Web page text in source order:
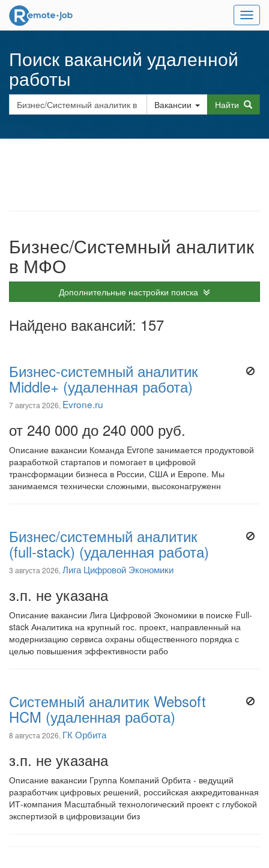
Меню
Поиск вакансий удаленной
работы
Вакансии Найти
Бизнес/Системный аналитик
в МФО
Дополнительные настройки поиска
Найдено вакансий: 157
Бизнес-системный аналитик
Middle+ (удаленная работа)
7 августа 2026, Evrone.ru
от 240 000 до 240 000 руб.
Описание вакансии Команда Evrone занимается продуктовой
разработкой стартапов и помогает в цифровой
трансформации бизнеса в России, США и Европе. Мы
занимаемся технически сложными, высоконагруженн
Бизнес/системный аналитик
(full-stack) (удаленная работа)
3 августа 2026, Лига Цифровой Экономики
з.п. не указана
Описание вакансии Лига Цифровой Экономики в поиске Full-
stack Аналитика на крупный гос. проект, направленный на
модернизацию сервиса охраны общественного порядка с
целью повышения эффективности рабо
Системный аналитик Websoft
HCM (удаленная работа)
8 августа 2026, ГК Орбита
з.п. не указана
Описание вакансии Группа Компаний Орбита - ведущий
разработчик цифровых решений, российская аккредитованная
ИТ-компания Масштабный технологический проект с глубокой
экспертизой в цифровизации биз